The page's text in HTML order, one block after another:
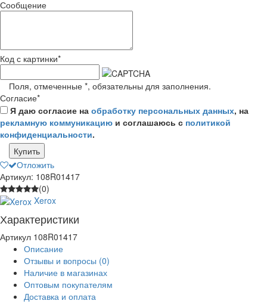
Сообщение
Код с картинки*
Поля, отмеченные *, обязательны для заполнения.
Согласие*
Я даю согласие на обработку персональных данных, на
рекламную коммуникацию и соглашаюсь с политикой
конфиденциальности.
Купить
Отложить
Артикул: 108R01417
(0)
Xerox
Характеристики
Артикул 108R01417
Описание
Отзывы и вопросы (0)
Наличие в магазинах
Оптовым покупателям
Доставка и оплата